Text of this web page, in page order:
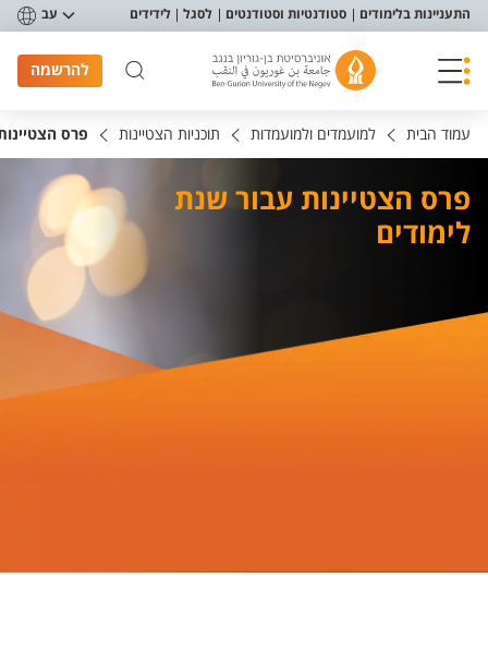
תפריט נגישות
התעניינות בלימודים סטודנטיות וסטודנטים לסגל לידידים עב
להרשמה
עמוד הבית למועמדים ולמועמדות תוכניות הצטיינות פרס
פרס הצטיינות עבור שנת
לימודים